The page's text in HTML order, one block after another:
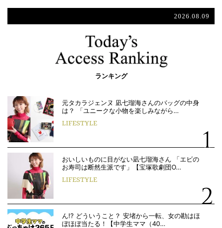
2026.08.09
ランキング
元タカラジェンヌ 凪七瑠海さんのバッグの中身
は？ 「ユニークな小物を楽しみながら…
LIFESTYLE
おいしいものに目がない凪七瑠海さん 「エビの
お寿司は断然生派です」【宝塚歌劇団O…
LIFESTYLE
ん!? どういうこと？ 安堵から一転、女の勘はほ
ぼほぼ当たる！【中学生ママ（40…